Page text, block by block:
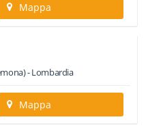
Mappa
-Lombardia
Mappa